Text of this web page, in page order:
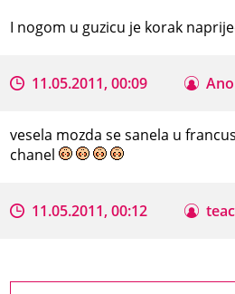
I nogom u guzicu je korak
11.05.2011, 00:09
vesela mozda se sanela u
chanel
11.05.2011, 00:12